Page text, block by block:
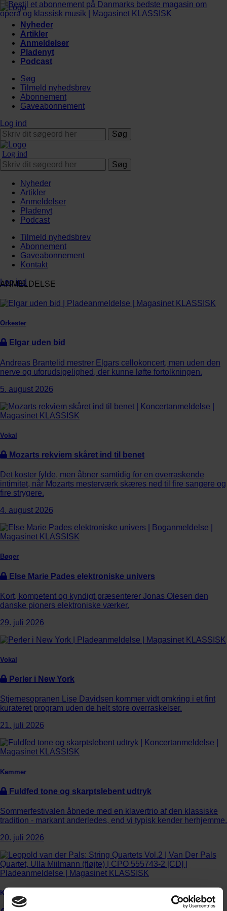
Nyheder
Artikler
Anmeldelser
Pladenyt
Podcast
Søg
Tilmeld nyhedsbrev
Abonnement
Gaveabonnement
Log ind
Søg
Log ind
Søg
Nyheder
Artikler
Anmeldelser
Pladenyt
Podcast
Tilmeld nyhedsbrev
Abonnement
Gaveabonnement
Kontakt
Log ind
ANMELDELSE
Orkester
Elgar uden bid
Andreas Brantelid mestrer Elgars cellokoncert, men uden den
nerve og uforudsigelighed, der kunne løfte fortolkningen.
5. august 2026
Vokal
Mozarts rekviem skåret ind til benet
Det koster fylde, men åbner samtidig for en overraskende
intimitet, når Mozarts mesterværk skæres ned til fire sangere og
fire strygere.
4. august 2026
Bøger
Else Marie Pades elektroniske univers
Kort, kompetent og kyndigt præsenterer Jonas Olesen den
danske pioners elektroniske værker.
29. juli 2026
Vokal
Perler i New York
Stjernesopranen Lise Davidsen kommer vidt omkring i et fint
kurateret program uden de helt store overraskelser.
21. juli 2026
Kammer
Fuldfed tone og skarptslebent udtryk
Sommerfestivalen åbnede med en klavertrio af den klassiske
tradition - markant anderledes, end vi typisk kender herhjemme.
20. juli 2026
Kammer